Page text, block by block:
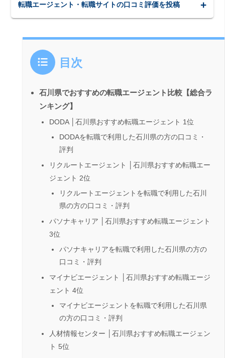
転職エージェント・転職サイトの口コミ評価を投稿
目次
石川県でおすすめの転職エージェント比較【総合ラ
ンキング】
DODA │石川県おすすめ転職エージェント 1位
DODAを転職で利用した石川県の方の口コミ・
評判
リクルートエージェント │石川県おすすめ転職エー
ジェント 2位
リクルートエージェントを転職で利用した石川
県の方の口コミ・評判
パソナキャリア │石川県おすすめ転職エージェント
3位
パソナキャリアを転職で利用した石川県の方の
口コミ・評判
マイナビエージェント │石川県おすすめ転職エージ
ェント 4位
マイナビエージェントを転職で利用した石川県
の方の口コミ・評判
人材情報センター │石川県おすすめ転職エージェン
ト 5位